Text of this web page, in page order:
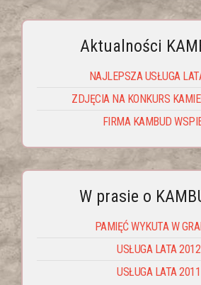
Aktualności
NAJLEPSZA USŁUGA
ZDJĘCIA NA KONKURS
FIRMA KAMBUD
W prasie o
PAMIĘĆ WYKUTA W
USŁUGA LATA 2012
USŁUGA LATA 2011